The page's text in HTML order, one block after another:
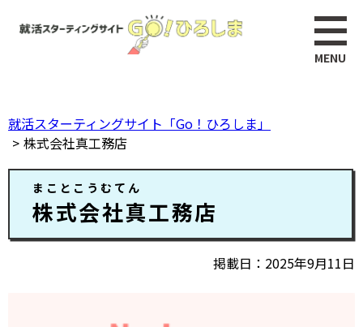
で
す。
就活スターティングサイト「Go！ひろしま」
株式会社真工務店
まことこうむてん
株式会社真工務店
掲載日 2025年9月11日